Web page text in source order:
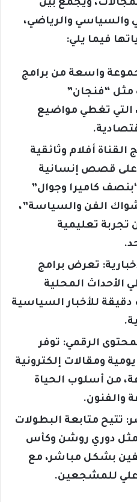
ويجمع بين
والسياسي والرياضي،
فيما يلي:
واسعة من برامج
مثل “فنجان”
التي تغطي مواضيع
القناة أفلام وثائقية
قصص إنسانية
كاميرا وجوال”
الفن والسياسة”،
تجربة تعليمية
تعرض برامج
الأحداث المحلية
دقيقة للأخبار السياسية
الرقمي: توفر
ومقالات إلكترونية
من أسلوب الحياة
والفنون.
تتيح متابعة البطولات
مثل دوري روشن وكأس
بشكل مباشر، مع
للمشجعين.